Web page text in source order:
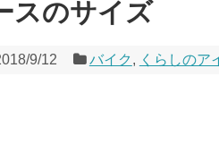
スのサイズ
9/12 バイク , くらしのア